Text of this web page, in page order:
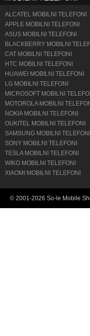
ALCATEL MOBILNI TELEFONI
APPLE MOBILNI TELEFONI
ASUS MOBILNI TELEFONI
BLACKBERRY MOBILNI
CAT MOBILNI TELEFONI
HTC MOBILNI TELEFONI
HUAWEI MOBILNI TELEFONI
LG MOBILNI TELEFONI
MICROSOFT MOBILNI
MOTOROLA MOBILNI
NOKIA MOBILNI TELEFONI
OUKITEL MOBILNI TELEFONI
SAMSUNG MOBILNI TELEFONI
SONY MOBILNI TELEFONI
TESLA MOBILNI TELEFONI
WIKO MOBILNI TELEFONI
XIAOMI MOBILNI TELEFONI
© 2001-2026 So-le Mobile